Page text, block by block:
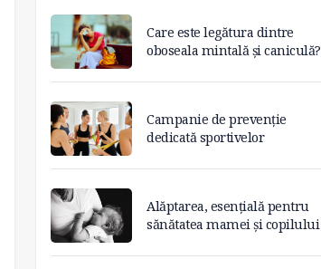
Care este legătura dintre
oboseala mintală și caniculă?
Campanie de prevenție
dedicată sportivelor
Alăptarea, esențială pentru
sănătatea mamei și copilului